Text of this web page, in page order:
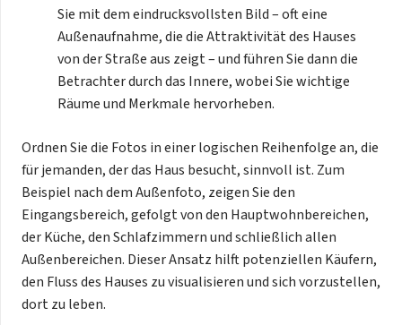
Sie mit dem eindrucksvollsten Bild – oft eine
Außenaufnahme, die die Attraktivität des Hauses
von der Straße aus zeigt – und führen Sie dann die
Betrachter durch das Innere, wobei Sie wichtige
Räume und Merkmale hervorheben.
Ordnen Sie die Fotos in einer logischen Reihenfolge an, die
für jemanden, der das Haus besucht, sinnvoll ist. Zum
Beispiel nach dem Außenfoto, zeigen Sie den
Eingangsbereich, gefolgt von den Hauptwohnbereichen,
der Küche, den Schlafzimmern und schließlich allen
Außenbereichen. Dieser Ansatz hilft potenziellen Käufern,
den Fluss des Hauses zu visualisieren und sich vorzustellen,
dort zu leben.